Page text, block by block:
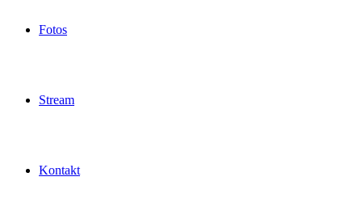
Fotos
Stream
KontaktKiJuTe-Gruppen
Kinderfest 2026